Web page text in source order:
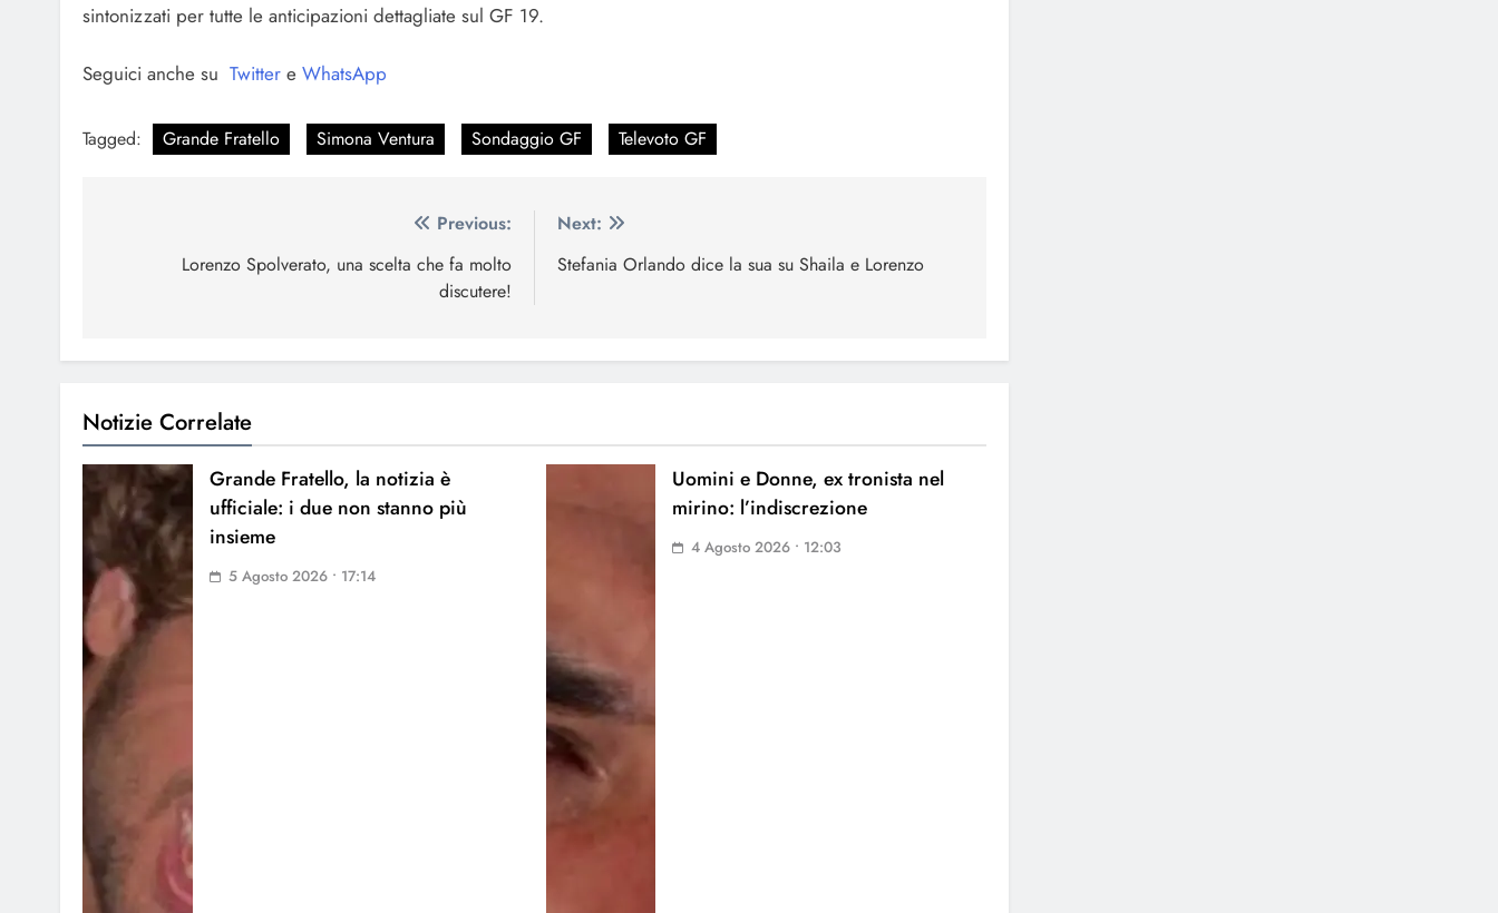
sintonizzati per tutte le anticipazioni dettagliate sul GF 19.
Seguici anche su Twitter e WhatsApp
Tagged: Grande Fratello Simona Ventura Sondaggio GF Televoto GF
articoli
Previous:
Lorenzo Spolverato, una scelta che fa molto
discutere!
Next:
Stefania Orlando dice la sua su Shaila e Lorenzo
Notizie Correlate
Grande Fratello, la notizia è
ufficiale: i due non stanno più
insieme
5 Agosto 2026 • 17:14
Uomini e Donne, ex tronista nel
mirino: l’indiscrezione
4 Agosto 2026 • 12:03